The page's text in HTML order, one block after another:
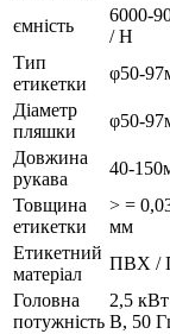
ємність
6000-
/ H
Тип
етикетки
φ50-
Діаметр
пляшки
φ50-
Довжина
рукава
40-
Товщина
етикетки
> =
мм
Етикетний
матеріал
ПВХ /
Головна
потужність
2,5
В, 50